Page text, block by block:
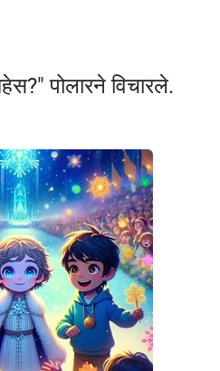
पोलारने विचारले.